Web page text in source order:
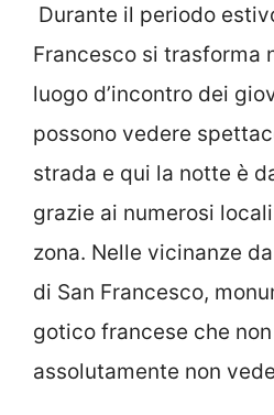
Durante il periodo
Francesco si trasforma
luogo d’incontro dei
possono vedere
strada e qui la notte è
grazie ai numerosi
zona. Nelle vicinanze
di San Francesco,
gotico francese che
assolutamente non